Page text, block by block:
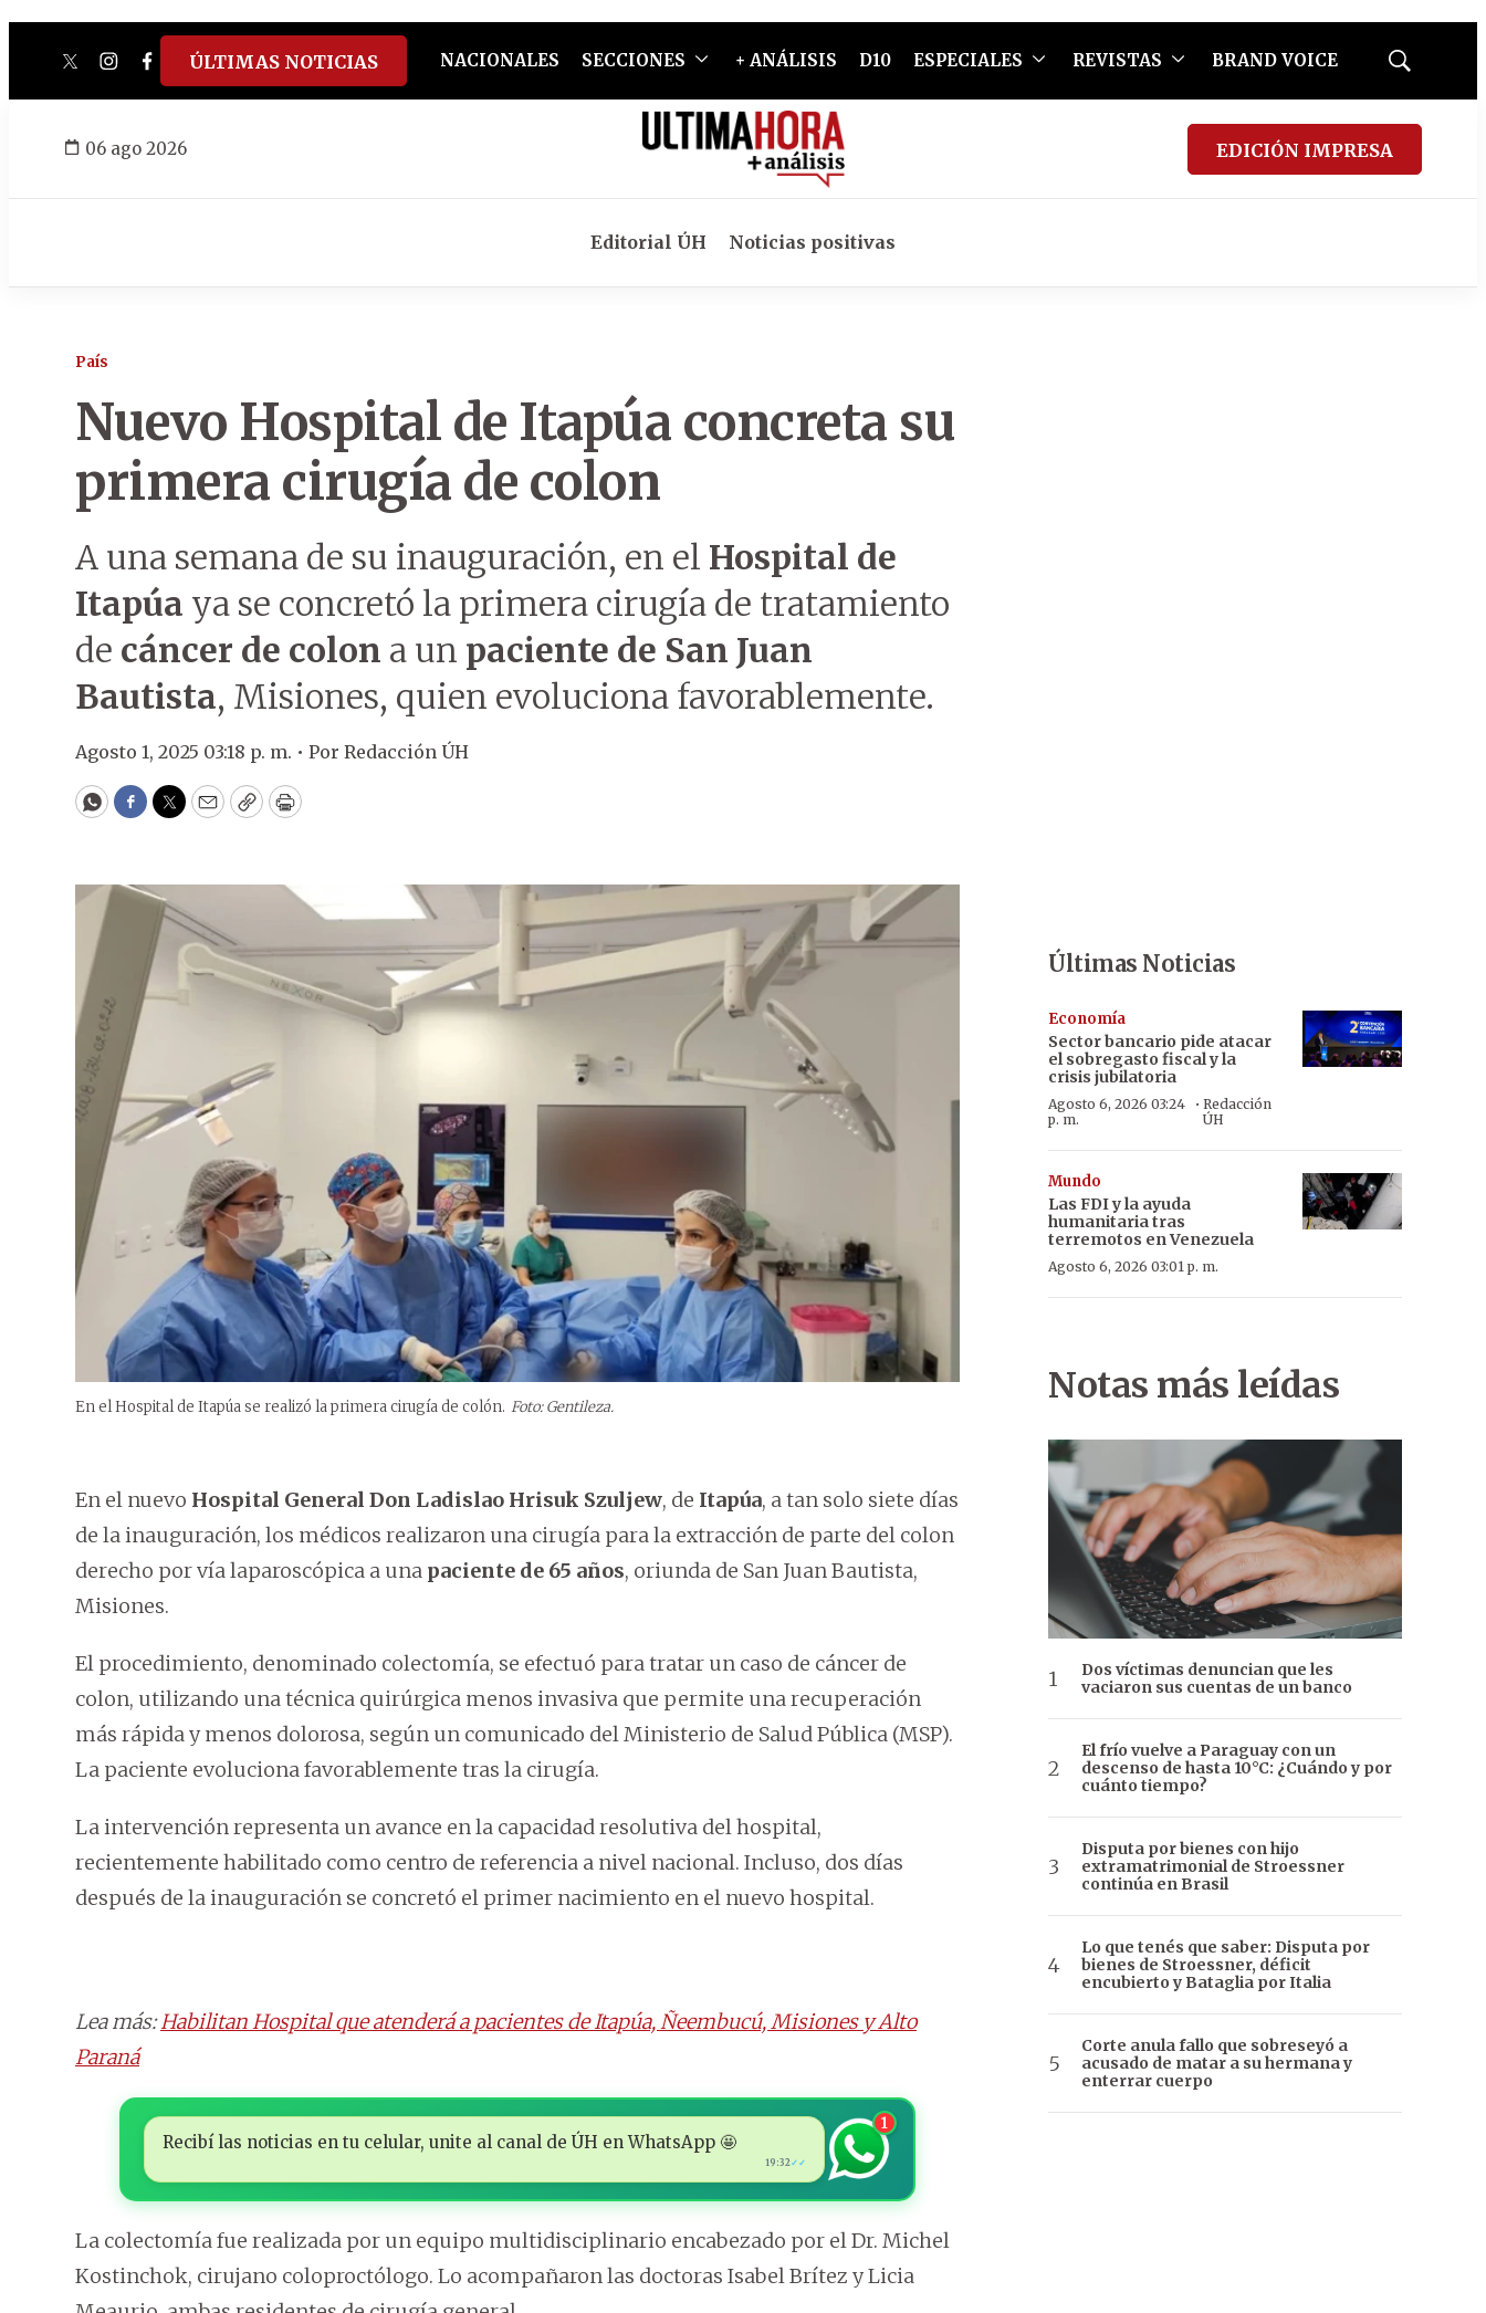
twitterinstagram
facebook
tiktokyoutube
spotify
ÚLTIMAS NOTICIAS NACIONALES SECCIONES + ANÁLISIS D10 ESPECIALES REVISTAS BRAND VOICE
Mostrar
06 ago 2026 EDICIÓN IMPRESA
Editorial ÚH Noticias positivas
País
Nuevo Hospital de Itapúa concreta su
primera cirugía de colon
A una semana de su inauguración, en el Hospital de
Itapúa ya se concretó la primera cirugía de tratamiento
de cáncer de colon a un paciente de San Juan
Bautista, Misiones, quien evoluciona favorablemente.
Agosto 1, 2025 03:18 p. m. • Por Redacción ÚH
WhatsApp
Facebook
Twitter
EmailCopyPrint
En el Hospital de Itapúa se realizó la primera cirugía de colón. Foto: Gentileza.
En el nuevo Hospital General Don Ladislao Hrisuk Szuljew, de Itapúa, a tan solo siete días
de la inauguración, los médicos realizaron una cirugía para la extracción de parte del colon
derecho por vía laparoscópica a una paciente de 65 años, oriunda de San Juan Bautista,
Misiones.
El procedimiento, denominado colectomía, se efectuó para tratar un caso de cáncer de
colon, utilizando una técnica quirúrgica menos invasiva que permite una recuperación
más rápida y menos dolorosa, según un comunicado del Ministerio de Salud Pública (MSP).
La paciente evoluciona favorablemente tras la cirugía.
La intervención representa un avance en la capacidad resolutiva del hospital,
recientemente habilitado como centro de referencia a nivel nacional. Incluso, dos días
después de la inauguración se concretó el primer nacimiento en el nuevo hospital.
Lea más:Habilitan Hospital que atenderá a pacientes de Itapúa, Ñeembucú, Misiones y Alto
Paraná
Recibí las noticias en tu celular, unite al canal de ÚH en WhatsApp 🤩
19:32✓✓
1
La colectomía fue realizada por un equipo multidisciplinario encabezado por el Dr. Michel
Kostinchok, cirujano coloproctólogo. Lo acompañaron las doctoras Isabel Brítez y Licia
Últimas Noticias
Economía
Sector bancario pide atacar
el sobregasto fiscal y la
crisis jubilatoria
Agosto 6, 2026 03:24
p. m.
· Redacción
ÚH
Mundo
Las FDI y la ayuda
humanitaria tras
terremotos en Venezuela
Agosto 6, 2026 03:01 p. m.
Notas más leídas
Dos víctimas denuncian que les
vaciaron sus cuentas de un banco
El frío vuelve a Paraguay con un
descenso de hasta 10°C: ¿Cuándo y por
cuánto tiempo?
Disputa por bienes con hijo
extramatrimonial de Stroessner
continúa en Brasil
Lo que tenés que saber: Disputa por
bienes de Stroessner, déficit
encubierto y Bataglia por Italia
Corte anula fallo que sobreseyó a
acusado de matar a su hermana y
enterrar cuerpo